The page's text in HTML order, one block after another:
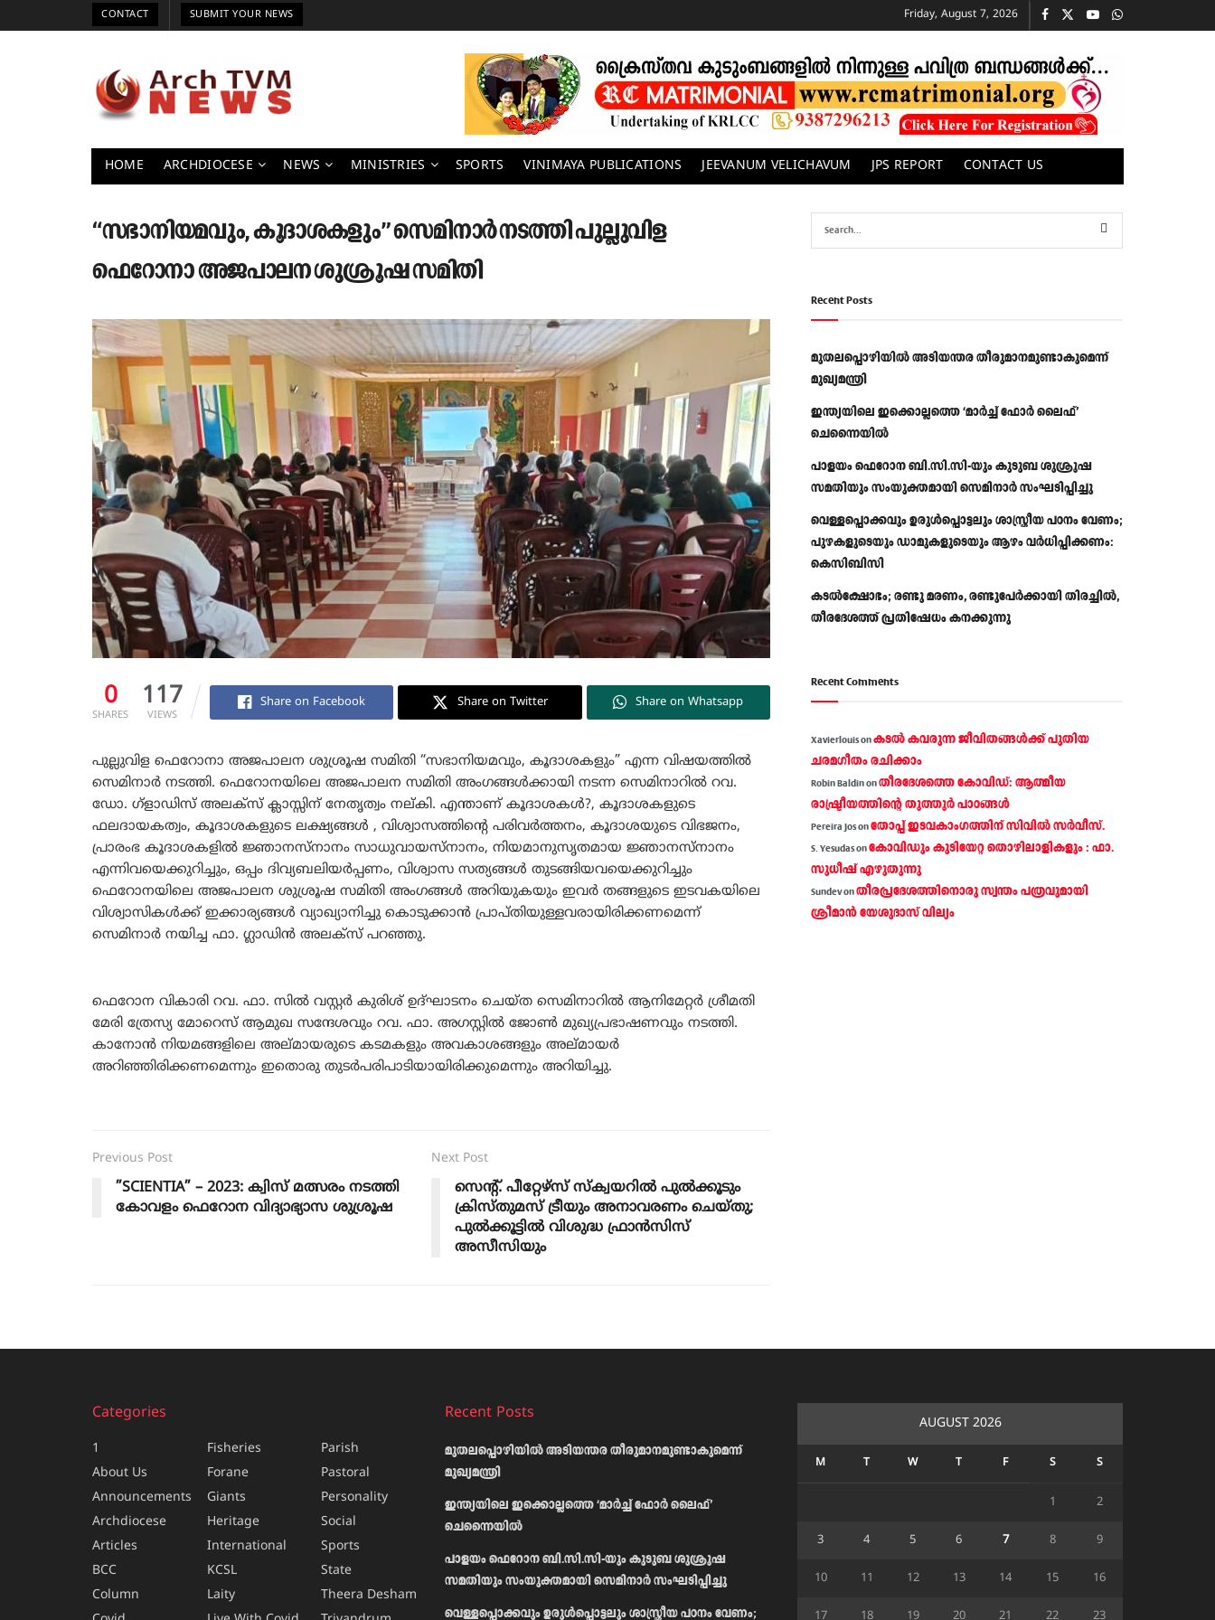
CONTACT SUBMIT YOUR NEWS Friday, August 7, 2026
HOME ARCHDIOCESE NEWS MINISTRIES SPORTS VINIMAYA PUBLICATIONS JEEVANUM VELICHAVUM JPS REPORT CONTACT US
“സഭാനിയമവും, കൂദാശകളും” സെമിനാർ നടത്തി പുല്ലുവിള
ഫെറോനാ അജപാലന ശുശ്രൂഷ സമിതി
0
SHARES
117
VIEWS
Share on Facebook Share on Twitter Share on Whatsapp
പുല്ലുവിള ഫെറോനാ അജപാലന ശുശ്രൂഷ സമിതി “സഭാനിയമവും, കൂദാശകളും” എന്ന വിഷയത്തിൽ
സെമിനാർ നടത്തി. ഫെറോനയിലെ അജപാലന സമിതി അംഗങ്ങൾക്കായി നടന്ന സെമിനാറിൽ റവ.
ഡോ. ഗ്ളാഡിസ് അലക്സ് ക്ലാസ്സിന്‌ നേതൃത്വം നല്കി. എന്താണ് കൂദാശകൾ?, കൂദാശകളുടെ
ഫലദായകത്വം, കൂദാശകളുടെ ലക്ഷ്യങ്ങൾ , വിശ്വാസത്തിന്റെ പരിവർത്തനം, കൂദാശയുടെ വിഭജനം,
പ്രാരംഭ കൂദാശകളിൽ ജ്ഞാനസ്നാനം സാധുവായസ്നാനം, നിയമാനുസൃതമായ ജ്ഞാനസ്നാനം
എന്നിവയെക്കുറിച്ചും, ഒപ്പം ദിവ്യബലിയർപ്പണം, വിശ്വാസ സത്യങ്ങൾ തുടങ്ങിയവയെക്കുറിച്ചും
ഫെറോനയിലെ അജപാലന ശുശ്രൂഷ സമിതി അംഗങ്ങൾ അറിയുകയും ഇവർ തങ്ങളുടെ ഇടവകയിലെ
വിശ്വാസികൾക്ക് ഇക്കാര്യങ്ങൾ വ്യാഖ്യാനിച്ചു കൊടുക്കാൻ പ്രാപ്തിയുള്ളവരായിരിക്കണമെന്ന്
സെമിനാർ നയിച്ച ഫാ. ഗ്ലാഡിൻ അലക്സ് പറഞ്ഞു.
ഫെറോന വികാരി റവ. ഫാ. സിൽ വസ്റ്റർ കുരിശ് ഉദ്ഘാടനം ചെയ്ത സെമിനാറിൽ ആനിമേറ്റർ ശ്രീമതി
മേരി ത്രേസ്യ മോറെസ് ആമുഖ സന്ദേശവും റവ. ഫാ. അഗസ്റ്റിൽ ജോൺ മുഖ്യപ്രഭാഷണവും നടത്തി.
കാനോൻ നിയമങ്ങളിലെ അല്മായരുടെ കടമകളും അവകാശങ്ങളും അല്മായർ
അറിഞ്ഞിരിക്കണമെന്നും ഇതൊരു തുടർപരിപാടിയായിരിക്കുമെന്നും അറിയിച്ചു.
Previous Post
”SCIENTIA” – 2023: ക്വിസ് മത്സരം നടത്തി
കോവളം ഫെറോന വിദ്യാഭ്യാസ ശുശ്രൂഷ
Next Post
സെന്റ്. പീറ്റേഴ്സ് സ്‌ക്വയറിൽ പുൽക്കൂടും
ക്രിസ്തുമസ് ട്രീയും അനാവരണം ചെയ്തു;
പുൽക്കൂട്ടിൽ വിശുദ്ധ ഫ്രാൻസിസ്
അസീസിയും
Recent Posts
മുതലപ്പൊഴിയിൽ അടിയന്തര തീരുമാനമുണ്ടാകുമെന്ന്
മുഖ്യമന്ത്രി
ഇന്ത്യയിലെ ഇക്കൊല്ലത്തെ ‘മാർച്ച് ഫോർ ലൈഫ്’
ചെന്നൈയിൽ
പാളയം ഫെറോന ബി.സി.സി-യും കുടുബ ശുശ്രൂഷ
സമതിയും സംയുക്തമായി സെമിനാർ സംഘടിപ്പിച്ചു
വെള്ളപ്പൊക്കവും ഉരുള്‍പ്പൊട്ടലും ശാസ്ത്രീയ പഠനം വേണം;
പുഴകളുടെയും ഡാമുകളുടെയും ആഴം വര്‍ധിപ്പിക്കണം:
കെസിബിസി
കടൽക്ഷോഭം; രണ്ടു മരണം, രണ്ടുപേർക്കായി തിരച്ചിൽ,
തീരദേശത്ത് പ്രതിഷേധം കനക്കുന്നു
Recent Comments
Xavierlouisonകടല്‍ കവരുന്ന ജീവിതങ്ങള്‍ക്ക് പുതിയ
ചരമഗീതം രചിക്കാം
Robin Baldinonതീരദേശത്തെ കോവിഡ്: ആത്മീയ
രാഷ്ട്രീയത്തിന്റെ തൂത്തൂര്‍ പാഠങ്ങൾ
Pereira Josonതോപ്പ് ഇടവകാംഗത്തിന് സിവിൽ സർവീസ്.
S. Yesudasonകോവിഡും കുടിയേറ്റ തൊഴിലാളികളും : ഫാ.
സുധീഷ് എഴുതുന്നു
Sundevonതീരപ്രദേശത്തിനൊരു സ്വന്തം പത്രവുമായി
ശ്രീമാന്‍ യേശുദാസ് വില്യം
Categories
1
About Us
Announcements
Archdiocese
Articles
BCC
Column
Fisheries
Forane
Giants
Heritage
International
KCSL
Laity
Parish
Pastoral
Personality
Social
Sports
State
Theera Desham
Recent Posts
മുതലപ്പൊഴിയിൽ അടിയന്തര തീരുമാനമുണ്ടാകുമെന്ന്
മുഖ്യമന്ത്രി
ഇന്ത്യയിലെ ഇക്കൊല്ലത്തെ ‘മാർച്ച് ഫോർ ലൈഫ്’
ചെന്നൈയിൽ
പാളയം ഫെറോന ബി.സി.സി-യും കുടുബ ശുശ്രൂഷ
സമതിയും സംയുക്തമായി സെമിനാർ സംഘടിപ്പിച്ചു
വെള്ളപ്പൊക്കവും ഉരുള്‍പ്പൊട്ടലും ശാസ്ത്രീയ പഠനം വേണം;
AUGUST 2026
M T W T F S S
1 2
3 4 5 6 7 8 9
10 11 12 13 14 15 16
17 18 19 20 21 22 23